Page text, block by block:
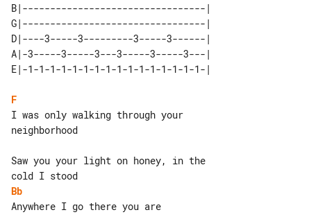
B|---------------------------------|
G|---------------------------------|
D|----3-----3---------3-----3------|
A|-3-----3-----3---3-----3-----3---|
F
I was only walking through your
neighborhood
Saw you your light on honey, in the
Bb